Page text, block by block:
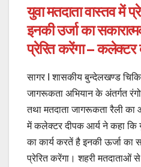
युवा मतदाता वास्तव में
इनकी उर्जा का
प्रेरित करेंगा – कलेक्टर
सागर I शासकीय बुन्देलखण्ड
जागरूकता अभियान के अंतर्गत
तथा मतदाता जागरूकता रैली का
में कलेक्टर दीपक आर्य ने कहा कि
का कार्य करतें है इनकी ऊर्जा का
प्रेरित करेंगा। शहरी मतदाताओं